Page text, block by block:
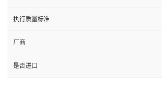
执行质量标准
厂商
是否进口